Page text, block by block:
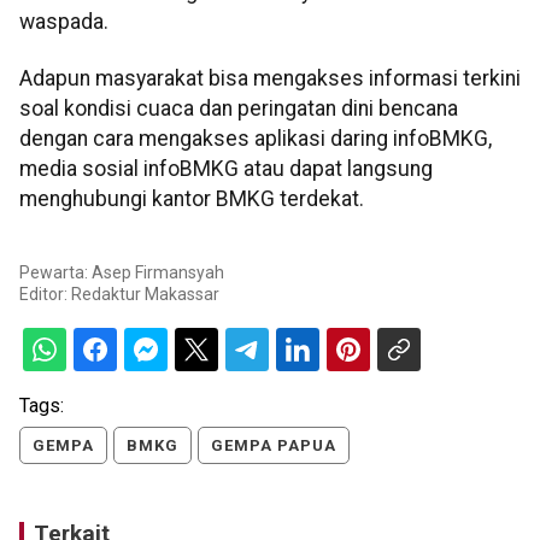
waspada.
Adapun masyarakat bisa mengakses informasi terkini
soal kondisi cuaca dan peringatan dini bencana
dengan cara mengakses aplikasi daring infoBMKG,
media sosial infoBMKG atau dapat langsung
menghubungi kantor BMKG terdekat.
Pewarta: Asep Firmansyah
Editor: Redaktur Makassar
Tags:
GEMPA BMKG GEMPA PAPUA
Terkait